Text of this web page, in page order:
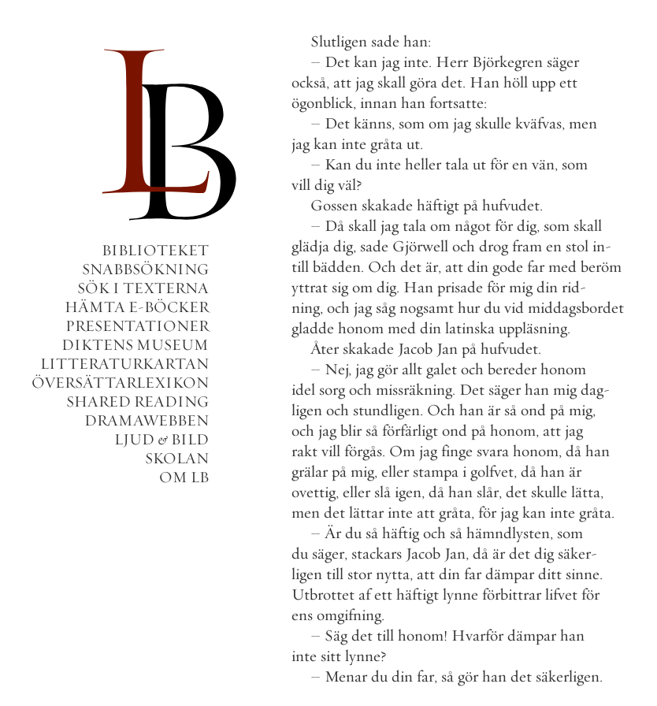
BIBLIOTEKET
SNABBSÖKNING
SÖK I TEXTERNA
HÄMTA E-BÖCKER
PRESENTATIONER
DIKTENS MUSEUM
LITTERATURKARTAN
ÖVERSÄTTARLEXIKON
SHARED READING
DRAMAWEBBEN
LJUD & BILD
SKOLAN
OM LB
Slutligen sade han:
– Det kan jag inte. Herr Björkegren säger
också, att jag skall göra det. Han höll upp ett
ögonblick, innan han fortsatte:
– Det känns, som om jag skulle kväfvas, men
jag kan inte gråta ut.
– Kan du inte heller tala ut för en vän, som
vill dig väl?
Gossen skakade häftigt på hufvudet.
– Då skall jag tala om något för dig, som skall
glädja dig, sade Gjörwell och drog fram en stol in-
till bädden. Och det är, att din gode far med beröm
yttrat sig om dig. Han prisade för mig din rid-
ning, och jag såg nogsamt hur du vid middagsbordet
gladde honom med din latinska uppläsning.
Åter skakade Jacob Jan på hufvudet.
– Nej, jag gör allt galet och bereder honom
idel sorg och missräkning. Det säger han mig dag-
ligen och stundligen. Och han är så ond på mig,
och jag blir så förfärligt ond på honom, att jag
rakt vill förgås. Om jag finge svara honom, då han
grälar på mig, eller stampa i golfvet, då han är
ovettig, eller slå igen, då han slår, det skulle lätta,
men det lättar inte att gråta, för jag kan inte gråta.
– Är du så häftig och så hämndlysten, som
du säger, stackars Jacob Jan, då är det dig säker-
ligen till stor nytta, att din far dämpar ditt sinne.
Utbrottet af ett häftigt lynne förbittrar lifvet för
ens omgifning.
– Säg det till honom! Hvarför dämpar han
inte sitt lynne?
– Menar du din far, så gör han det säkerligen.